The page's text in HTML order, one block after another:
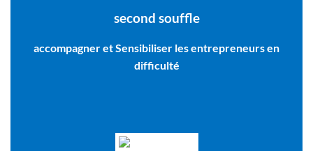
second souffle
accompagner et Sensibiliser les entrepreneurs en
difficulté